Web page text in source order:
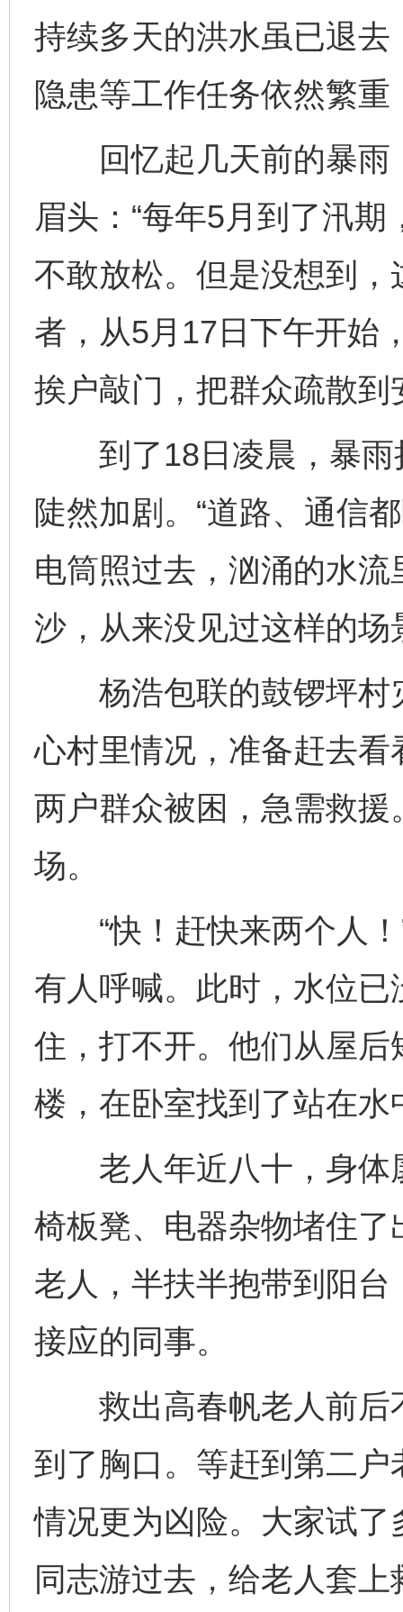
持续多天的洪水虽已退
隐患等工作任务依然繁
回忆起几天前的暴雨
眉头：“每年5月到了汛
不敢放松。但是没想到，
者，从5月17日下午开始
挨户敲门，把群众疏散到
到了18日凌晨，暴雨
陡然加剧。“道路、通信
电筒照过去，汹涌的水
沙，从来没见过这样的场
杨浩包联的鼓锣坪村
心村里情况，准备赶去
两户群众被困，急需救
场。
“快！赶快来两个人！
有人呼喊。此时，水位
住，打不开。他们从屋
楼，在卧室找到了站在
老人年近八十，身体
椅板凳、电器杂物堵住
老人，半扶半抱带到阳
接应的同事。
救出高春帆老人前后
到了胸口。等赶到第二
情况更为凶险。大家试
同志游过去，给老人套